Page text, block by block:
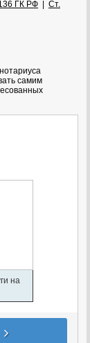
ГК РФ
Ст.
самим
на